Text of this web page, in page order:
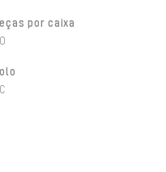
por caixa